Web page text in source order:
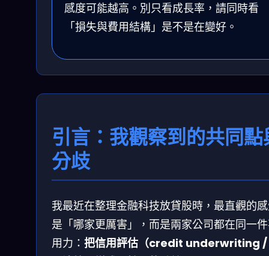
感度可能越高。別只看成長率，請同時看
「損失與費用結構」是不是在變好。
引言：我觀察到的共同點
分歧
我最近在整理金融科技放貸股時，最直觀的
是「哪家更厲害」，而是兩家公司都在同一
用力： 把信用評估（credit underwriting /